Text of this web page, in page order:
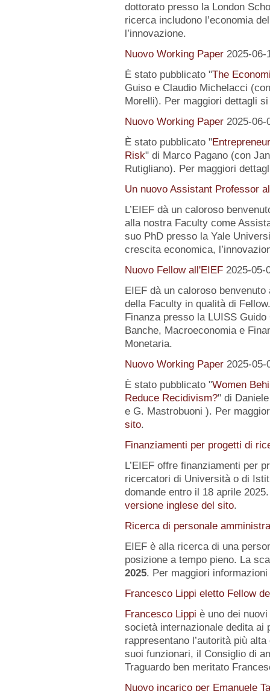
dottorato presso la London
ricerca includono l’economia
l’innovazione.
Nuovo Working Paper 2025-06-
È stato pubblicato "The
Guiso e Claudio Michelacci
Morelli). Per maggiori dettagli
Nuovo Working Paper 2025-06-
È stato pubblicato "
Risk" di Marco Pagano (con
Rutigliano). Per maggiori
Un nuovo Assistant Professor
L’EIEF dà un caloroso
alla nostra Faculty come
suo PhD presso la Yale
crescita economica,
Nuovo Fellow all'EIEF 2025-05-
EIEF dà un caloroso
della Faculty in qualità di
Finanza presso la LUISS
Banche, Macroeconomia e
Monetaria.
Nuovo Working Paper 2025-05-
È stato pubblicato "Women
Reduce Recidivism?" di
e G. Mastrobuoni ). Per
sito.
Finanziamenti per progetti di
L’EIEF offre finanziamenti per
ricercatori di Università o di
domande entro il 18 aprile
versione inglese del sito.
Ricerca di personale
EIEF è alla ricerca di una
posizione a tempo pieno. La
2025. Per maggiori informazioni
Francesco Lippi eletto Fellow
Francesco Lippi è uno dei nuovi
società internazionale dedita ai
rappresentano l’autorità più
suoi funzionari, il Consiglio di
Traguardo ben meritato
Nuovo incarico per Emanuele